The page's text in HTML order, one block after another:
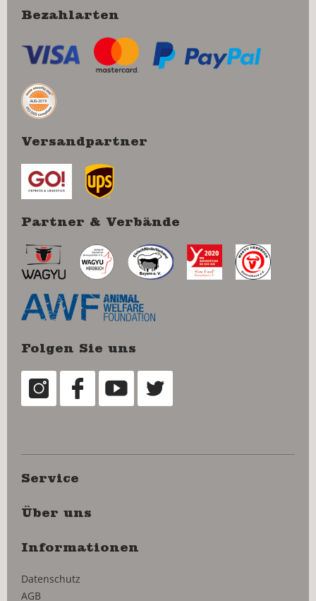
Bezahlarten
Versandpartner
Partner & Verbände
Folgen Sie uns
Service
Über uns
Informationen
Datenschutz
AGB